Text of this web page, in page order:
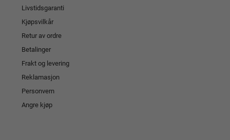
Livstidsgaranti
Kjøpsvilkår
Retur av ordre
Betalinger
Frakt og levering
Reklamasjon
Personvern
Angre kjøp